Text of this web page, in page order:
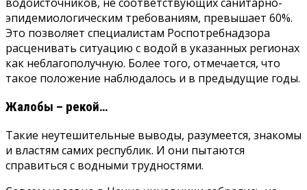
эпидемиологическим требованиям, превышает 60%.
Это позволяет специалистам Роспотребнадзора
расценивать ситуацию с водой в указанных регионах
как неблагополучную. Более того, отмечается, что
такое положение наблюдалось и в предыдущие годы.
Жалобы – рекой…
Такие неутешительные выводы, разумеется, знакомы
и властям самих республик. И они пытаются
справиться с водными трудностями.